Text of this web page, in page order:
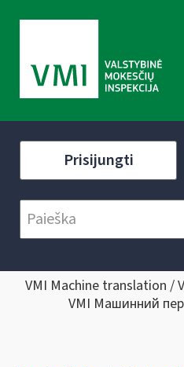
Prisijungti
VMI Machine translation
VMI Машинний